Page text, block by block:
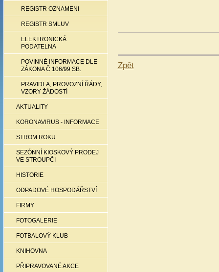
REGISTR OZNAMENI
REGISTR SMLUV
ELEKTRONICKÁ
PODATELNA
POVINNÉ INFORMACE DLE
ZÁKONA Č 106/99 SB.
PRAVIDLA, PROVOZNÍ ŘÁDY,
VZORY ŽÁDOSTÍ
AKTUALITY
KORONAVIRUS - INFORMACE
STROM ROKU
SEZÓNNÍ KIOSKOVÝ PRODEJ
VE STROUPČI
HISTORIE
ODPADOVÉ HOSPODÁŘSTVÍ
FIRMY
FOTOGALERIE
FOTBALOVÝ KLUB
KNIHOVNA
PŘIPRAVOVANÉ AKCE
Zpět